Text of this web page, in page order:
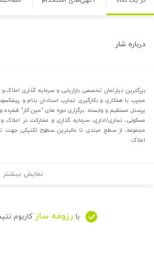
درباره شار
بزرگترین دپارتمان تخصصی بازاریابی و سرمایه گذاری املاک
پرسنل مستقیم و وابسته. برگزاری دوره های "حین کار" فشرده
مسکونی، تجاری/اداری، سرمایه گذاری و مشارکت در املاک
مجموعه، از سطح مبتدی تا عالیترین سطوح تکنیکی جهت
املاک.
نمایش بیشتر
با رزومه ساز کاربوم